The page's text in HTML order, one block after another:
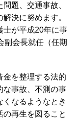
題、交通事故、
決に努めます。
士が平成20年に事
副会長就任（任期
金を整理する法的
な事故、不測の事
なるようなとき
再生を図ること